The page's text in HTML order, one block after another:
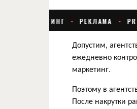
Допустим,
ежедневно
маркетинг.
Поэтому в
После накрутки